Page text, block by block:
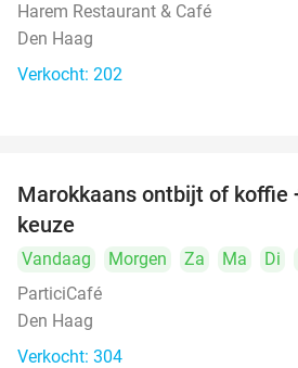
Harem Restaurant & Café
Den Haag
Verkocht: 202
Marokkaans ontbijt of koffie
keuze
Vandaag Morgen Za Ma Di
ParticiCafé
Den Haag
Verkocht: 304